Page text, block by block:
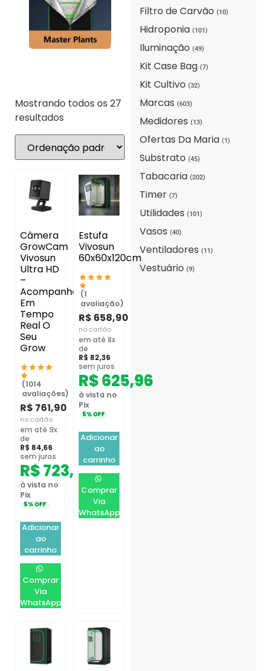
Filtro de Carvão(10)
Hidroponia(101)
Iluminação(49)
Kit Case Bag(7)
Kit Cultivo(32)
Marcas(603)
Medidores(13)
Ofertas Da Maria(1)
Substrato(45)
Tabacaria(202)
Timer(7)
Utilidades(101)
Vasos(40)
Ventiladores(11)
Vestuário(9)
Mostrando todos os 27
resultados
Câmera
GrowCam
Vivosun
Ultra HD
–
Acompanhe
Em
Tempo
Real O
Seu
Grow
(1014
avaliações)
R$ 761,90
no cartão
em até 9x
de
R$ 84,66
sem juros
R$723,81
à vista no
Pix
5% OFF
Adicionar
ao
carrinho
Comprar
Via
WhatsApp
Estufa
Vivosun
60x60x120cm
(1
avaliação)
R$ 658,90
no cartão
em até 8x
de
R$ 82,36
sem juros
R$625,96
à vista no
Pix
5% OFF
Adicionar
ao
carrinho
Comprar
Via
WhatsApp